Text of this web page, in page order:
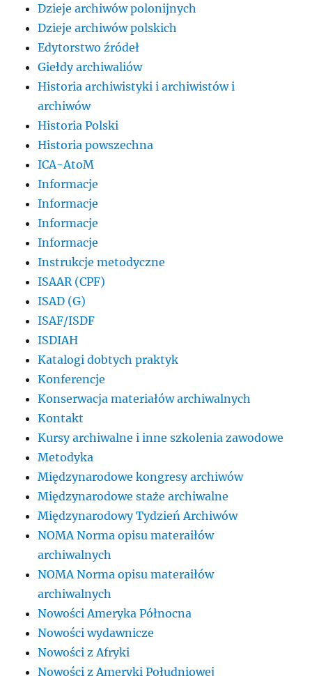
Dzieje archiwów polonijnych
Dzieje archiwów polskich
Edytorstwo źródeł
Giełdy archiwaliów
Historia archiwistyki i archiwistów i
archiwów
Historia Polski
Historia powszechna
ICA-AtoM
Informacje
Informacje
Informacje
Informacje
Instrukcje metodyczne
ISAAR (CPF)
ISAD (G)
ISAF/ISDF
ISDIAH
Katalogi dobtych praktyk
Konferencje
Konserwacja materiałów archiwalnych
Kontakt
Kursy archiwalne i inne szkolenia zawodowe
Metodyka
Międzynarodowe kongresy archiwów
Międzynarodowe staże archiwalne
Międzynarodowy Tydzień Archiwów
NOMA Norma opisu materaiłów
archiwalnych
NOMA Norma opisu materaiłów
archiwalnych
Nowości Ameryka Północna
Nowości wydawnicze
Nowości z Afryki
Nowości z Ameryki Południowej